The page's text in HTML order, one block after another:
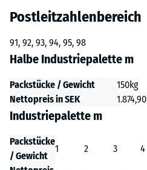
Postleitzahlenbereich
91, 92, 93, 94, 95, 98
Halbe Industriepalette m
Packstücke / Gewicht 150kg
Nettopreis in SEK
1.874,90
Industriepalette m
Packstücke
/ Gewicht
1 2 3 4